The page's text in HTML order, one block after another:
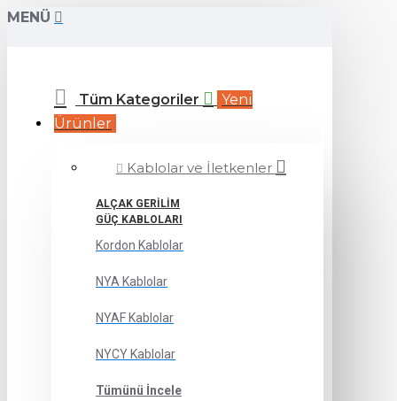
MENÜ
Tüm Kategoriler
Yeni
Ürünler
Kablolar ve İletkenler
ALÇAK GERILIM
GÜÇ KABLOLARI
Kordon Kablolar
NYA Kablolar
NYAF Kablolar
NYCY Kablolar
Tümünü İncele